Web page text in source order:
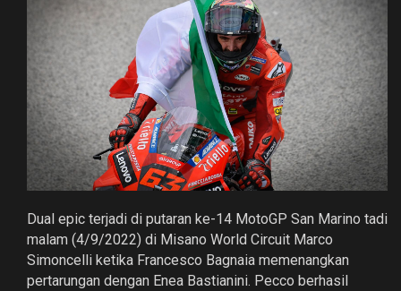
Dual epic terjadi di putaran ke-14 MotoGP San Marino tadi
malam (4/9/2022) di Misano World Circuit Marco
Simoncelli ketika Francesco Bagnaia memenangkan
pertarungan dengan Enea Bastianini. Pecco berhasil